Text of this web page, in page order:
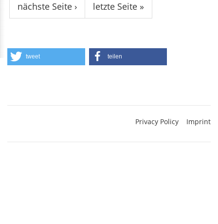
nächste Seite › letzte Seite »
tweet teilen
Privacy Policy Imprint